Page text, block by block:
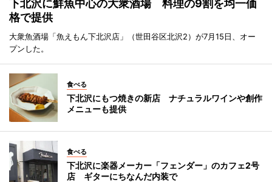
下北沢に鮮魚中心の大衆酒場 料理の9割を均一価
格で提供
大衆魚酒場「魚えもん下北沢店」（世田谷区北沢2）が7月15日、オー
プンした。
食べる
下北沢にもつ焼きの新店 ナチュラルワインや創作
メニューも提供
食べる
下北沢に楽器メーカー「フェンダー」のカフェ2号
店 ギターにちなんだ内装で